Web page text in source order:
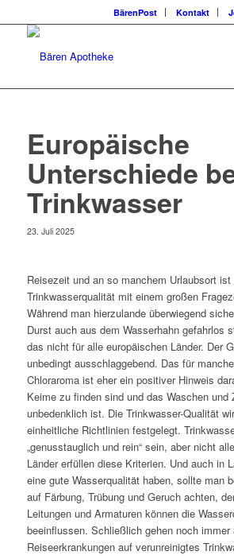
BärenPost Kontakt
Europäische
Unterschiede
Trinkwasser
23. Juli 2025
Reisezeit und an so manchem Urlaubsort ist
Trinkwasserqualität mit einem großen
Während man hierzulande überwiegend
Durst auch aus dem Wasserhahn gefahrlos
das nicht für alle europäischen Länder. Der
unbedingt ausschlaggebend. Das für
Chloraroma ist eher ein positiver Hinweis
Keime zu finden sind und das Waschen und
unbedenklich ist. Die Trinkwasser-Qualität
einheitliche Richtlinien festgelegt.
„genusstauglich und rein“ sein, aber nicht
Länder erfüllen diese Kriterien. Und auch in
eine gute Wasserqualität haben, sollte man
auf Färbung, Trübung und Geruch achten,
Leitungen und Armaturen können die
beeinflussen. Schließlich gehen noch immer
Reiseerkrankungen auf verunreinigtes